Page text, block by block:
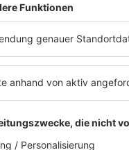
mit einer
ein Hausbesuch
an.
der Verletzung vom
und adäquate
eines Hausbesuchs
Wohnorts in
überaus sinnvoll.